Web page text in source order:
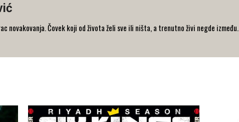
novakovanja. Čovek koji od života želi sve ili ništa, a trenutno živi negde između.